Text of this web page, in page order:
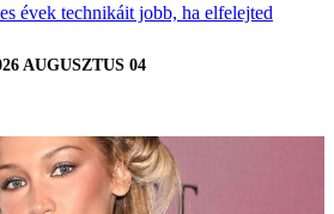
évek technikáit jobb, ha elfelejted
AUGUSZTUS 04